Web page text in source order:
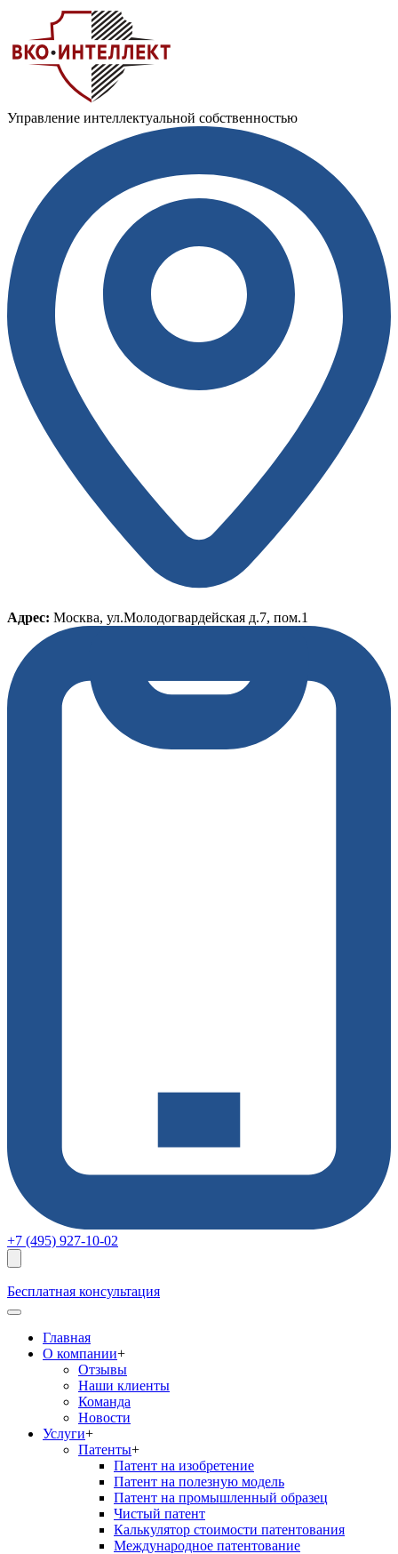
Управление интеллектуальной собственностью
Адрес: Москва, ул.Молодогвардейская д.7, пом.1
+7 (495) 927-10-02
Бесплатная консультация
Главная
О компании+
Отзывы
Наши клиенты
Команда
Новости
Услуги+
Патенты+
Патент на изобретение
Патент на полезную модель
Патент на промышленный образец
Чистый патент
Калькулятор стоимости патентования
Международное патентование